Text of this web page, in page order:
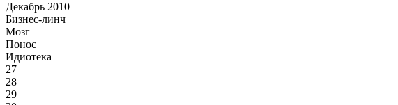
Декабрь 2010
Бизнес-линч
Мозг
Понос
Идиотека
27
28
29